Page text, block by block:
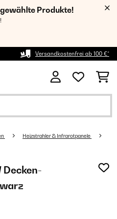
Produkte!
Versandkostenfrei ab 100 €*
Heizstrahler & Infrarotpanele
Decken-